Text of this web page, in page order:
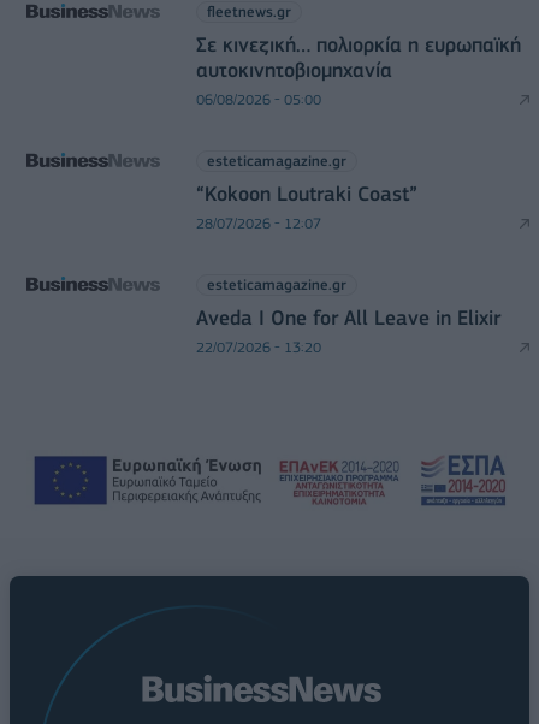
fleetnews.gr
Σε κινεζική… πολιορκία η ευρωπαϊκή
αυτοκινητοβιομηχανία
06/08/2026 - 05:00
esteticamagazine.gr
“Kokoon Loutraki Coast”
28/07/2026 - 12:07
esteticamagazine.gr
Aveda I One for All Leave in Elixir
22/07/2026 - 13:20